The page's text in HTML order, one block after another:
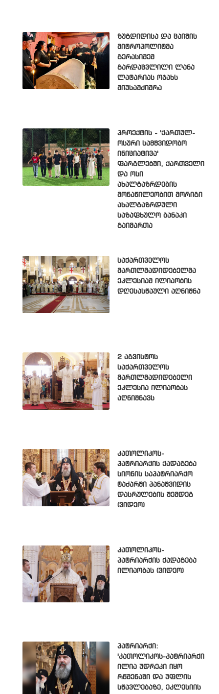
ზუგდიდისა და ცაიშის
მიტროპოლიტმა
გერასიმემ
გარდაცვლილი ლანა
ლატარიას ოჯახს
მიუსამძიმრა
პროექტის - 'ქართულ-
ოსური სამშვიდობო
ინიციატივა'
ფარგლებში, ქართველი
და ოსი
ახალგაზრდების
მონაწილეობით მორიგი
ახალგაზრდული
საზაფხულო ბანაკი
გაიმართა
საქართველოს
მართლმადიდებელმა
ეკლესიამ ილიაობის
დღესასწაული აღნიშნა
2 აგვისტოს
საქართველოს
მართლმადიდებელი
ეკლესია ილიაობას
აღნიშნავს
კათოლიკოს-
პატრიარქის ქადაგება
სიონის საპატრიარქო
ტაძარში პანაშვიდის
დასრულების შემდეგ
(ვიდეო)
კათოლიკოს-
პატრიარქის ქადაგება
ილიაობას (ვიდეო)
პატრიარქი:
'კათოლიკოს-პატრიარქი
ილია უდრეკი იყო
რწმენაში და უფლის
სწავლებაზე, ეკლესიის